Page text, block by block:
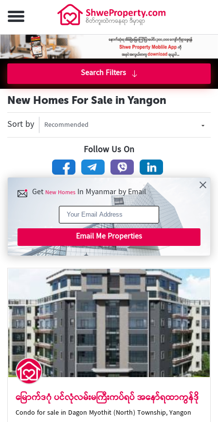
Search Filters
New Homes For Sale in Yangon
Sort by Recommended
Follow Us On
Get New Homes In Myanmar by Email
Email Me Properties
မြောက်ဒဂုံ ပင်လုံလမ်းမကြီးကပ်ရပ် အနော်ရထာကွန်ဒို
Condo for sale in Dagon Myothit (North) Township, Yangon